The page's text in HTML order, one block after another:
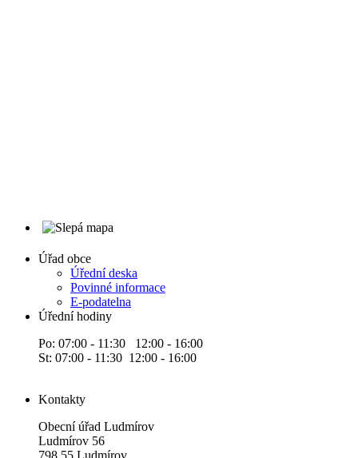
Úřad obce
Úřední deska
Povinné informace
E-podatelna
Úřední hodiny
Po: 07:00 - 11:30 12:00 - 16:00
St: 07:00 - 11:30 12:00 - 16:00
Kontakty
Obecní úřad Ludmírov
Ludmírov 56
798 55 Ludmírov